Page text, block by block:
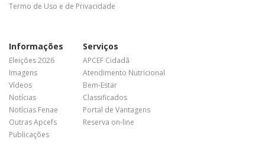
Termo de Uso e de Privacidade
Informações
Eleições 2026
Imagens
Vídeos
Notícias
Notícias Fenae
Outras Apcefs
Publicações
Serviços
APCEF Cidadã
Atendimento Nutricional
Bem-Estar
Classificados
Portal de Vantagens
Reserva on-line